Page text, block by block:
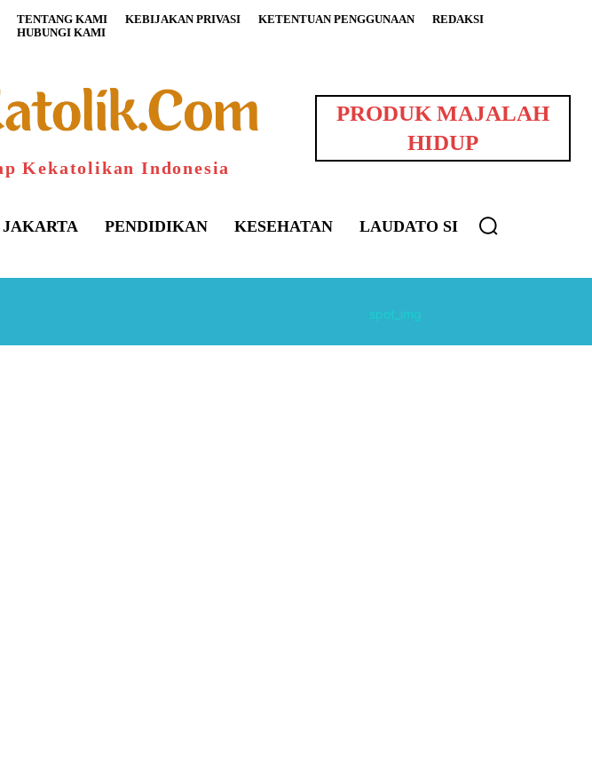
TENTANG KAMI KEBIJAKAN PRIVASI KETENTUAN PENGGUNAAN
REDAKSI
HUBUNGI KAMI
Kekatolikan Indonesia
PRODUK MAJALAH
HIDUP
PENDIDIKAN KESEHATAN LAUDATO SI